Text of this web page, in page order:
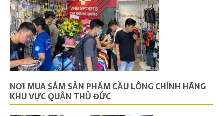
NƠI MUA SẮM SẢN PHẨM CẦU LÔNG CHÍNH HÃNG
KHU VỰC QUẬN THỦ ĐỨC